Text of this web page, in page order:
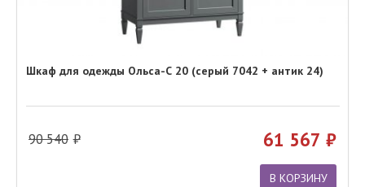
Шкаф для одежды Ольса-С 20 (серый 7042 + антик 24)
90 540 61 567
В КОРЗИНУ